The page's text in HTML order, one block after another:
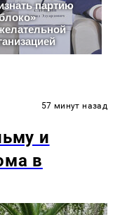
57 минут назад
и
в